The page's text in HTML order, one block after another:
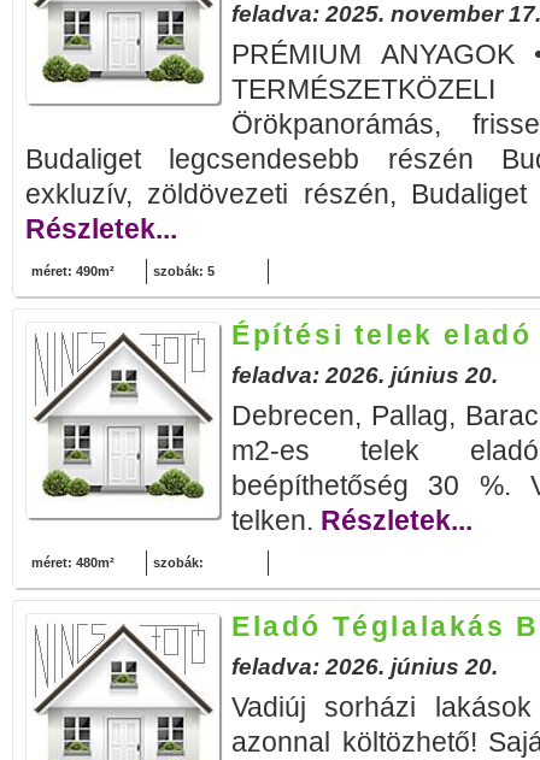
feladva: 2025. november 17.
PRÉMIUM
Örökpanorámás,
Budaliget legcsendesebb részén
exkluzív, zöldövezeti részén,
Részletek...
méret: 490m² szobák: 5
Építési telek eladó
feladva: 2026. június 20.
Debrecen, Pallag,
m2-es telek
beépíthetőség 30 %.
telken. Részletek...
méret: 480m² szobák:
Eladó Téglalakás
feladva: 2026. június 20.
Vadiúj sorházi
azonnal költözhető!